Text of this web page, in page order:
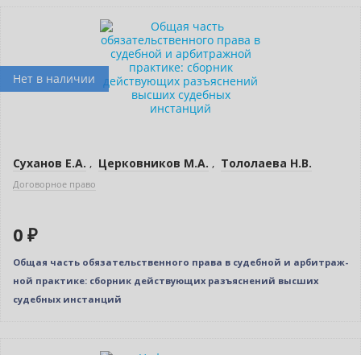
Нет в наличии
Суханов Е.А. , Церковников М.А. , Тололаева Н.В.
Договорное право
0 ₽
Общая часть обязательственного права в судебной и арбитраж­
ной практике: сборник действующих разъяснений высших
судебных инстанций